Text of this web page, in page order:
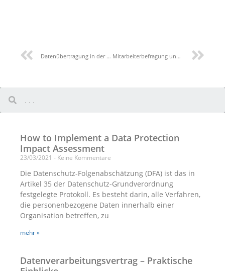
Datenübertragung in der Gruppe Mitarbeiterbefragung und Datenschutz
How to Implement a Data Protection
Impact Assessment
23/03/2021 Keine Kommentare
Die Datenschutz-Folgenabschätzung (DFA) ist das in
Artikel 35 der Datenschutz-Grundverordnung
festgelegte Protokoll. Es besteht darin, alle Verfahren,
die personenbezogene Daten innerhalb einer
Organisation betreffen, zu
mehr »
Datenverarbeitungsvertrag – Praktische